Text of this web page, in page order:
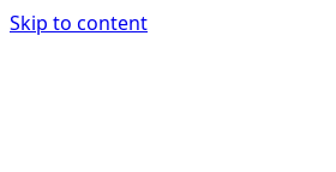
Skip to content